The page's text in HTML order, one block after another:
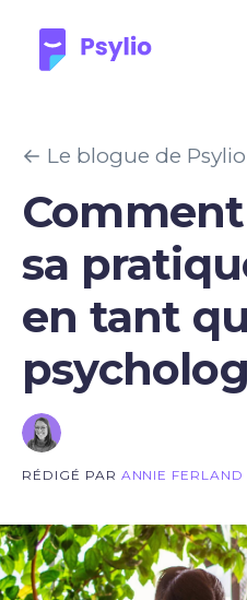
← Le blogue de Psylio
sa
en tant
RÉDIGÉ PAR ANNIE FERLAND